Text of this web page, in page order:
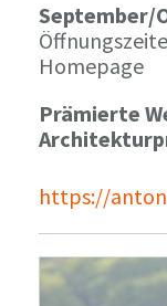
September/
Homepage
Prämierte
https://